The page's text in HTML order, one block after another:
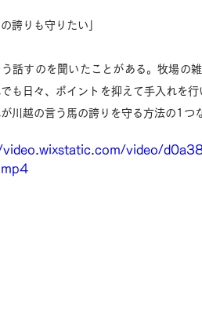
の誇りも守りたい」
う話すのを聞いたことがある。牧場の
も日々、ポイントを抑えて手入れを
川越の言う馬の誇りを守る方法の1つ
video/